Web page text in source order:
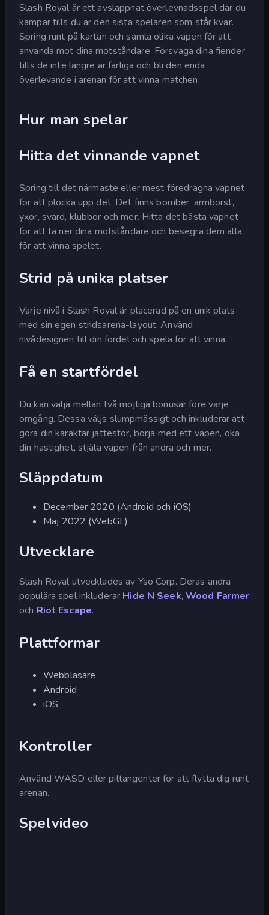
Slash Royal är ett avslappnat överlevnadsspel där du
kämpar tills du är den sista spelaren som står kvar.
Spring runt på kartan och samla olika vapen för att
använda mot dina motståndare. Försvaga dina fiender
tills de inte längre är farliga och bli den enda
överlevande i arenan för att vinna matchen.
Hur man spelar
Hitta det vinnande vapnet
Spring till det närmaste eller mest föredragna vapnet
för att plocka upp det. Det finns bomber, armborst,
yxor, svärd, klubbor och mer. Hitta det bästa vapnet
för att ta ner dina motståndare och besegra dem alla
för att vinna spelet.
Strid på unika platser
Varje nivå i Slash Royal är placerad på en unik plats
med sin egen stridsarena-layout. Använd
nivådesignen till din fördel och spela för att vinna.
Få en startfördel
Du kan välja mellan två möjliga bonusar före varje
omgång. Dessa väljs slumpmässigt och inkluderar att
göra din karaktär jättestor, börja med ett vapen, öka
din hastighet, stjäla vapen från andra och mer.
Släppdatum
December 2020 (Android och iOS)
Maj 2022 (WebGL)
Utvecklare
Slash Royal utvecklades av Yso Corp. Deras andra
populära spel inkluderar Hide N Seek,Wood Farmer
och Riot Escape.
Plattformar
Webbläsare
Android
iOS
Kontroller
Använd WASD eller piltangenter för att flytta dig runt
arenan.
Spelvideo